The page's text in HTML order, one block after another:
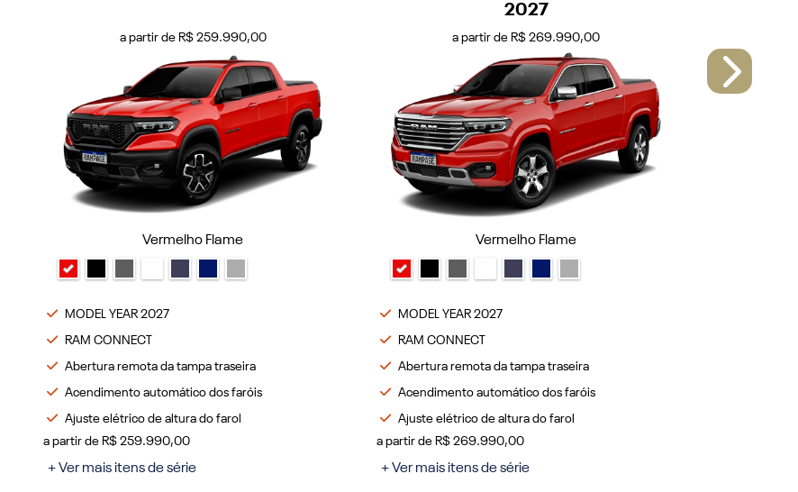
a partir de R$ 259.990,00
Vermelho Flame
MODEL YEAR 2027
RAM CONNECT
Abertura remota da tampa traseira
Acendimento automático dos faróis
Ajuste elétrico de altura do farol
a partir de R$ 259.990,00
+ Ver mais itens de série
2027
a partir de R$ 269.990,00
Vermelho Flame
MODEL YEAR 2027
RAM CONNECT
Abertura remota da tampa traseira
Acendimento automático dos faróis
Ajuste elétrico de altura do farol
a partir de R$ 269.990,00
+ Ver mais itens de série
Next